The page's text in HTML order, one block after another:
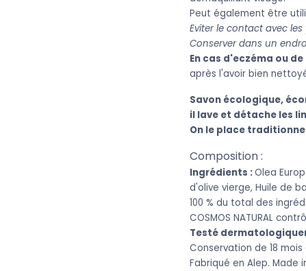
Peut également être
Eviter le contact avec les
Conserver dans un
En cas d'eczéma ou
après l'avoir bien
Savon écologique,
il lave et détache les
On le place
Composition :
Ingrédients :Olea
d'olive vierge, Huile de
100 % du total des
COSMOS NATURAL
Testé
Conservation de 18
Fabriqué en Alep. Made